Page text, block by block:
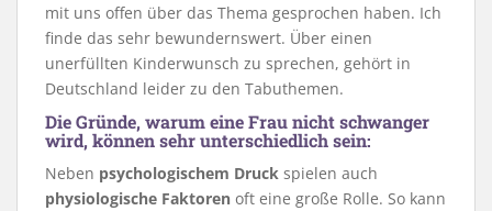
mit uns offen über das Thema gesprochen haben. Ich
finde das sehr bewundernswert. Über einen
unerfüllten Kinderwunsch zu sprechen, gehört in
Deutschland leider zu den Tabuthemen.
Die Gründe, warum eine Frau nicht schwanger
wird, können sehr unterschiedlich sein:
Neben psychologischem Druck spielen auch
physiologische Faktoren oft eine große Rolle. So kann